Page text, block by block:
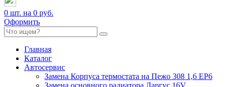
0 шт. на 0 руб.
Оформить
Главная
Каталог
Автосервис
Замена Корпуса термостата на Пежо 308 1,6 EP6
Замена основного радиатора Ларгус 16V